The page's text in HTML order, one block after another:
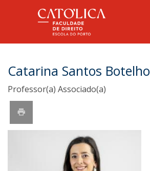
Catarina Santos Botelho
Professor(a) Associado(a)